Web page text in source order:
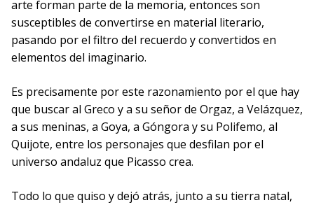
arte forman parte de la memoria, entonces son
susceptibles de convertirse en material literario,
pasando por el filtro del recuerdo y convertidos en
elementos del imaginario.
Es precisamente por este razonamiento por el que hay
que buscar al Greco y a su señor de Orgaz, a Velázquez,
a sus meninas, a Goya, a Góngora y su Polifemo, al
Quijote, entre los personajes que desfilan por el
universo andaluz que Picasso crea.
Todo lo que quiso y dejó atrás, junto a su tierra natal,